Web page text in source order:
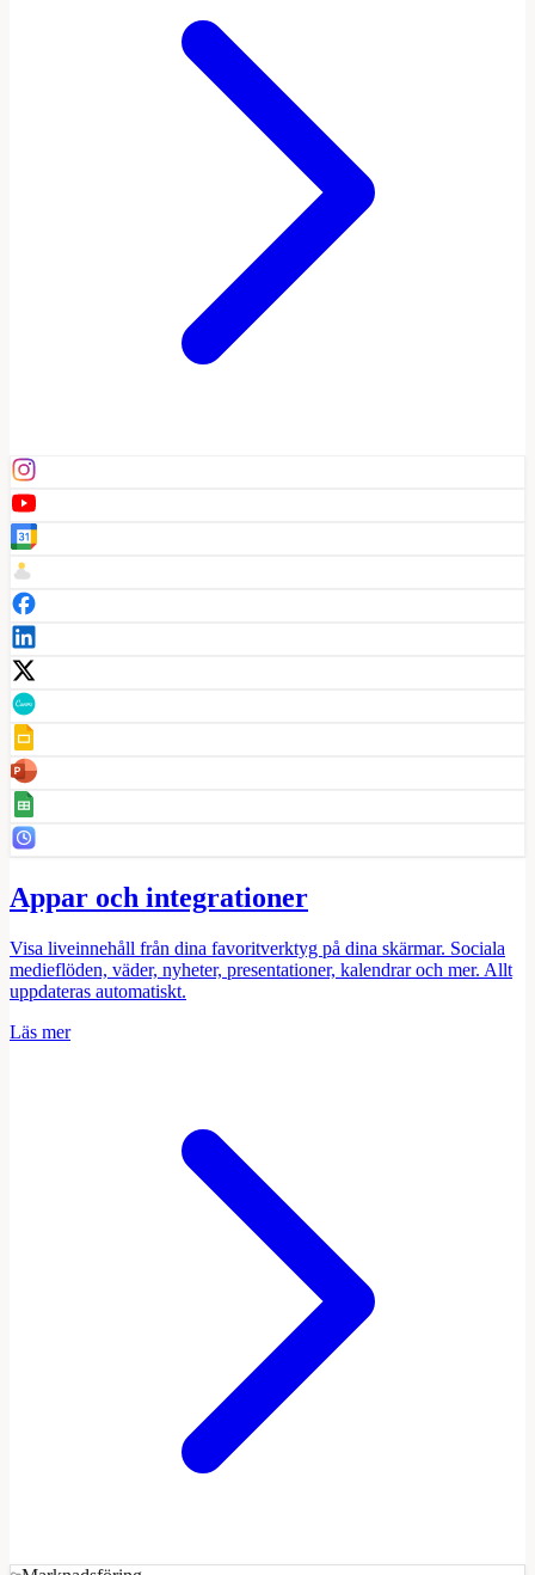
Appar och integrationer
Visa liveinnehåll från dina favoritverktyg på dina skärmar. Sociala
medieflöden, väder, nyheter, presentationer, kalendrar och mer. Allt
uppdateras automatiskt.
Läs mer